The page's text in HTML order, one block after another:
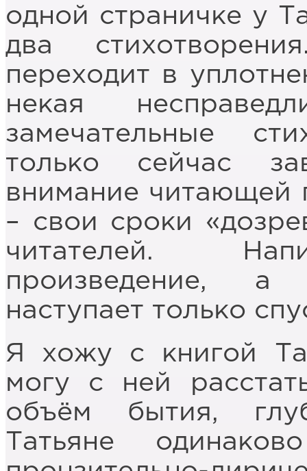
одной страничке у
два
переходит в
некая
замечательные
только сейчас
внимание читающей
– свои сроки
читателей.
произведение, а
наступает только
Я хожу с книгой
могу с ней
объём бытия,
Татьяне